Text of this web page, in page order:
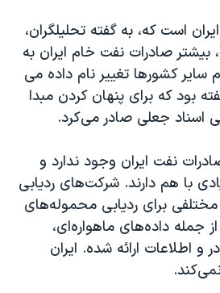
است که، به گفته تحلیلگران،
بیشتر صادرات نفت خام ایران به
کشورها تغییر نام داده می
بود که برای پنهان کردن مبدا
اسناد جعلی صادر می‌کرد.
نفت ایران وجود ندارد و
با هم دارند. شرکت‌های ردیابی
برای ردیابی محموله‌های
جمله داده‌های ماهواره‌ای،
و اطلاعات ارائه شده. ایران